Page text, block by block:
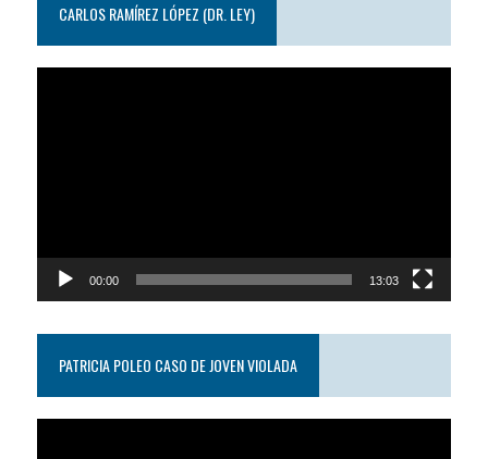
CARLOS RAMÍREZ LÓPEZ (DR. LEY)
00:00 13:03
PATRICIA POLEO CASO DE JOVEN VIOLADA